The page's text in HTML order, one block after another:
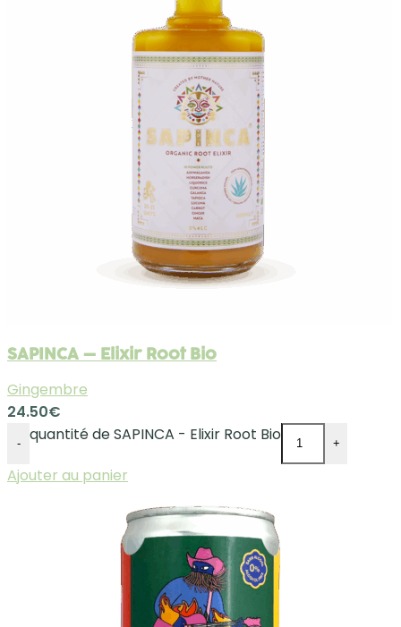
SAPINCA – Elixir Root Bio
Gingembre
24.50€
- quantité de SAPINCA - Elixir Root Bio +
Ajouter au panier